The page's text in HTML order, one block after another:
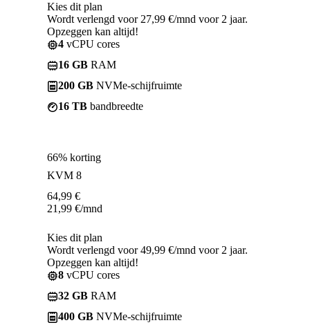
Kies dit plan
Wordt verlengd voor 27,99 €/mnd voor 2 jaar.
Opzeggen kan altijd!
4 vCPU cores
16 GB RAM
200 GB NVMe-schijfruimte
16 TB bandbreedte
66% korting
KVM 8
64,99 €
21,99 €/mnd
Kies dit plan
Wordt verlengd voor 49,99 €/mnd voor 2 jaar.
Opzeggen kan altijd!
8 vCPU cores
32 GB RAM
400 GB NVMe-schijfruimte